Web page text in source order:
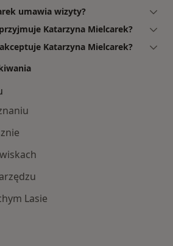
umawia wizyty?
Katarzyna Mielcarek?
Katarzyna Mielcarek?
Lasie